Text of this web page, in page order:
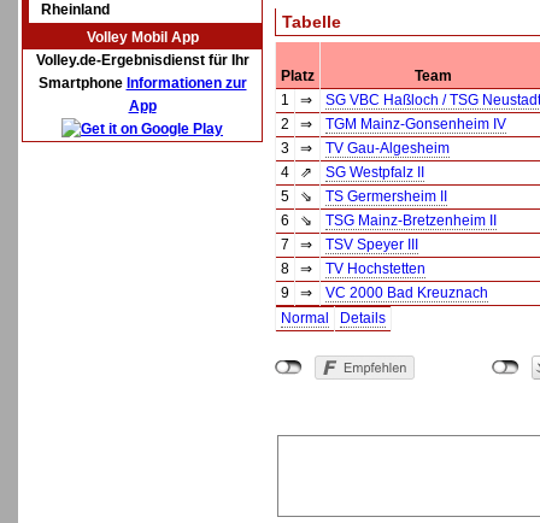
Rheinland
Volley Mobil App
Volley.de-Ergebnisdienst für Ihr
Smartphone Informationen zur
App
Tabelle
Platz
Team
1
⇒
SG VBC Haßloch / TSG Neustadt
2
⇒
TGM Mainz-Gonsenheim IV
3
⇒
TV Gau-Algesheim
4
⇗
SG Westpfalz II
5
⇘
TS Germersheim II
6
⇘
TSG Mainz-Bretzenheim II
7
⇒
TSV Speyer III
8
⇒
TV Hochstetten
9
⇒
VC 2000 Bad Kreuznach
Normal
Details